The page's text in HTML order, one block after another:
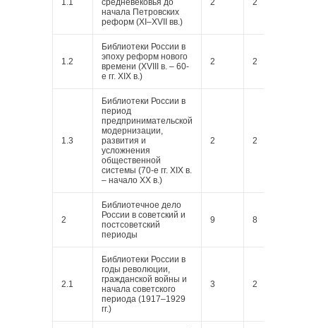
1.1
средневековья до
начала Петровских
реформ (XI–XVII вв.)
2 2
1.2
Библиотеки России в
эпоху реформ нового
времени (XVIII в. – 60-
е гг. XIX в.)
2 2
1.3
Библиотеки России в
период
предпринимательской
модернизации,
развития и
усложнения
общественной
системы (70-е гг. XIX в.
– начало ХХ в.)
2 2
2
Библиотечное дело
России в советский и
постсоветский
периоды
9 8
2.1
Библиотеки России в
годы революции,
гражданской войны и
начала советского
периода (1917–1929
гг.)
3 2